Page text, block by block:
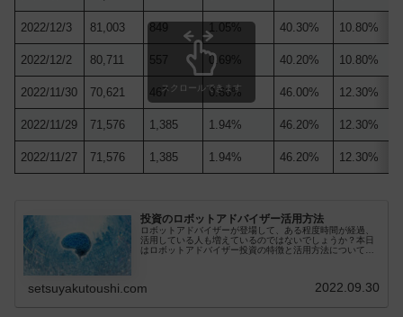
2022/12/3 81,003 849 1.05% 40.30% 10.80%
2022/12/2 80,711 557 0.69% 40.20% 10.80%
2022/11/30 70,621 467 0.66% 46.00% 12.30%
2022/11/29 71,576 1,385 1.94% 46.20% 12.30%
2022/11/27 71,576 1,385 1.94% 46.20% 12.30%
スクロールできます
投資のロボットアドバイザー活用方法
ロボットアドバイザーが登場して、ある程度時間が経過、
活用している人も増えているのではないでしょうか？本日
はロボットアドバイザー投資の特徴と活用方法について共
setsuyakutoushi.com 2022.09.30